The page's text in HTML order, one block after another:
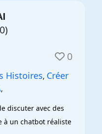
0
Histoires, Créer
,
discuter avec des
à un chatbot réaliste